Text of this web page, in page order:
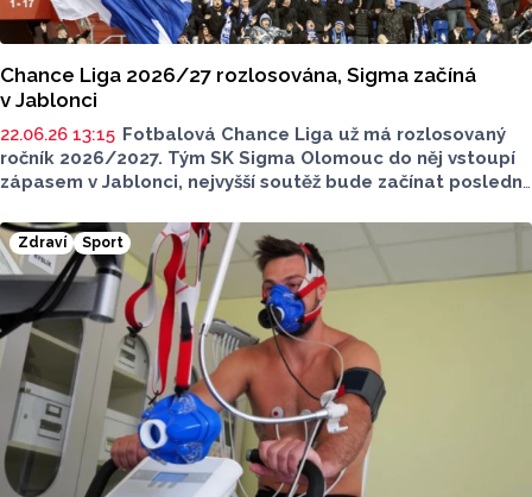
Chance Liga 2026/27 rozlosována, Sigma začíná
v Jablonci
22.06.26 13:15 Fotbalová Chance Liga už má rozlosovaný
ročník 2026/2027. Tým SK Sigma Olomouc do něj vstoupí
zápasem v Jablonci, nejvyšší soutěž bude začínat poslední
kole proti Mladé Boleslavi.
Zdraví Sport